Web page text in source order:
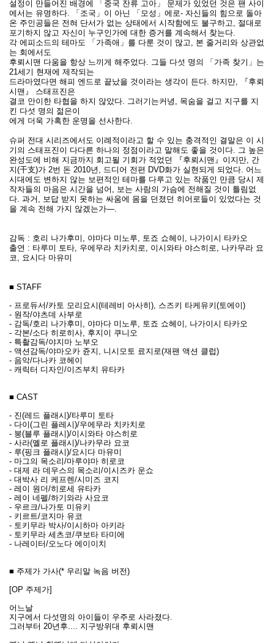
설정이 만들어진 배경에 「중국 잔류 고아」 문제가 있었던 것은 팬 사이
에서는 유명하다. 「조국」이 아닌 「모성」에로- 자신들의 힘으로 돌아
온 주인공들은 전혀 단서가 없는 상태에서 시작함에도 불구하고, 절대로
포기하지 않고 자신이 누구인가에 대한 증거를 계속해서 찾는다.
각 에피소드의 테마도 「가족애」를 다룬 것이 많고, 본 줄거리와 상관없
는 회에서도
후뢰시맨 다움을 항상 느끼게 해주었다. 그들 다섯 명의 「가족 찾기」는
21세기 현재에 제작되는
드라마였다면 해피 엔드로 끝났을 것이라는 생각이 든다. 하지만, 『후뢰
시맨』 스태프진은
결코 안이한 타협을 하지 않았다. 그러기는커녕, 목숨을 걸고 지구를 지
킨 다섯 명의 젊은이
에게 더욱 가혹한 운명을 선사한다.
슈퍼 전대 시리즈에서도 이례적이라고 할 수 있는 충격적인 결말은 이 시
기의 스태프진이 다다른 하나의 정점이라고 말해도 좋을 것이다. 그 높은
완성도에 비해 지금까지 회고될 기회가 적었던 『후뢰시맨』이지만, 간
지(干支)가 2번 돈 2010년, 드디어 전편 DVD화가 실현되게 되었다. 어느
시대에도 변하지 않는 보편적인 테마를 다루고 있는 작품인 만큼 당시 제
작자들의 마음은 시간을 넘어, 보는 사람의 가슴에 전해질 것이 틀림없
다. 과거, 보답 받지 못하는 싸움에 몸을 던졌던 히어로들이 있었다는 것
을 계속 전해 가지 않겠는가―.
감독 : 호리 나가후미, 야마다 미노루, 토죠 쇼헤이, 나가이시 타카오
출연 : 타루미 토타, 우에무라 치카치로, 이시와타 야스히로, 나카무라 요
코, 요시다 마유미
■ STAFF
- 프로듀서/카토 모리요시(테레비 아사히), 스즈키 타케유키(토에이)
- 원작/야츠데 사부로
- 감독/호리 나가후미, 야마다 미노루, 토죠 쇼헤이, 나가이시 타카오
- 각본/소다 히로히사, 후지이 쿠니오
- 특촬감독/야지마 노부오
- 액션감독/야마오카 쥰지, 니시모토 료지로(재팬 액션 클럽)
- 음악/다나카 코헤이
- 캐릭터 디자인/이즈부치 유타카
■ CAST
- 진(레드 플래시)/타루미 토타
- 다이(그린 플레시)/우에무라 치카치로
- 붕(블루 플래시)/이시와타 야스히로
- 사라(옐로 플래시)/나카무라 요코
- 루(핑크 플래시)/요시다 마유미
- 마그의 목소리/마루야마 히로코
- 대제 라 데우스의 목소리/이시즈카 운쇼
- 대박사 리 케프렌/시미즈 코지
- 레이 원더/히로세 유타카
- 레이 네펠/하기와라 사요코
- 우르크/나가토 미유키
- 키르트/코지마 유코
- 토키무라 박사/이시하마 아키라
- 토키무라 세츠코/쿠보타 타미에
- 나레이터/오노다 에이이치
■ 주제가 가사(* 우리말 녹음 버전)
[OP 주제가]
어느날
지구에서 다섯명의 아이들이 우주로 사라졌다.
그러부터 20년후.... 지구방위대 후뢰시맨